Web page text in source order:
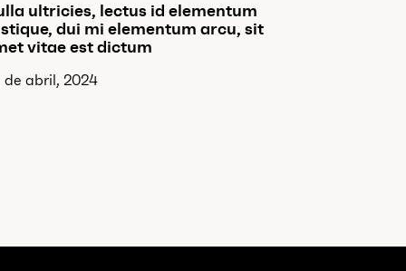
ultricies, lectus id elementum
dui mi elementum arcu, sit
vitae est dictum
de abril, 2024